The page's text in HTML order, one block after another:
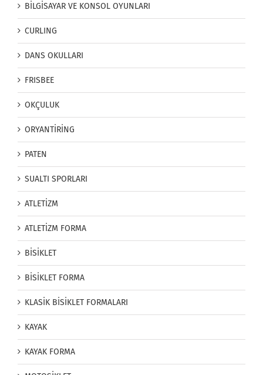
BİLGİSAYAR VE KONSOL OYUNLARI
CURLING
DANS OKULLARI
FRISBEE
OKÇULUK
ORYANTİRİNG
PATEN
SUALTI SPORLARI
ATLETİZM
ATLETİZM FORMA
BİSİKLET
BİSİKLET FORMA
KLASİK BİSİKLET FORMALARI
KAYAK
KAYAK FORMA